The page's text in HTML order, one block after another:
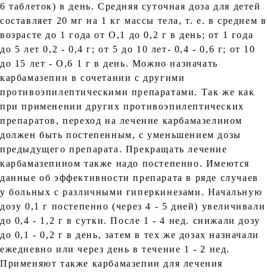
6 таблеток) в день. Средняя суточная доза для детей
составляет 20 мг на 1 кг массы тела, т. е. в среднем в
возрасте до 1 года от О,1 до 0,2 г в день; от 1 года
до 5 лет 0,2 - 0,4 г; от 5 до 10 лет- 0,4 - 0,6 г; от 10
до 15 лет - О,6 1 г в день. Можно назначать
карбамазепин в сочетании с другими
противоэпилептическими препаратами. Так же как
при применении других противоэпилептических
препаратов, переход на лечение карбамазелином
должен быть постепенным, с уменьшением дозы
предыдущего препарата. Прекращать лечение
карбамазепином также надо постепенно. Имеются
данные об эффективности препарата в ряде случаев
у больных с различными гиперкинезами. Начальную
дозу 0,1 г постепенно (через 4 - 5 дней) увеличивали
до 0,4 - 1,2 г в сутки. После 1 - 4 нед. снижали дозу
до 0,1 - 0,2 г в день, затем в тех же дозах назначали
ежедневно или через день в течение 1 - 2 нед.
Применяют также карбамазепин для лечения